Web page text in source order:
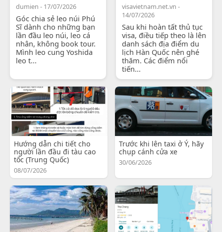
dumien - 17/07/2026
Góc chia sẻ leo núi Phú
Sĩ dành cho những bạn
lần đầu leo núi, leo cá
nhân, không book tour.
Mình leo cung Yoshida
leo t...
visavietnam.net.vn -
14/07/2026
Sau khi hoàn tất thủ tục
visa, điều tiếp theo là lên
danh sách địa điểm du
lịch Hàn Quốc nên ghé
thăm. Các điểm nổi
tiến...
Hướng dẫn chi tiết cho
người lần đầu đi tàu cao
tốc (Trung Quốc)
08/07/2026
Trước khi lên taxi ở Ý, hãy
chụp cánh cửa xe
30/06/2026